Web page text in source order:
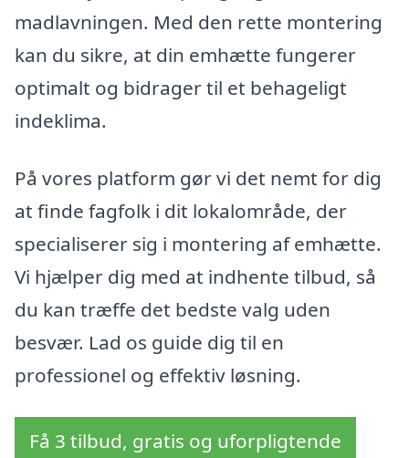
madlavningen. Med den rette montering
kan du sikre, at din emhætte fungerer
optimalt og bidrager til et behageligt
indeklima.
På vores platform gør vi det nemt for dig
at finde fagfolk i dit lokalområde, der
specialiserer sig i montering af emhætte.
Vi hjælper dig med at indhente tilbud, så
du kan træffe det bedste valg uden
besvær. Lad os guide dig til en
professionel og effektiv løsning.
Få 3 tilbud, gratis og uforpligtende